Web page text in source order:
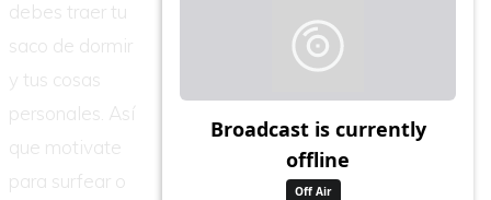
debes traer tu
saco de dormir
y tus cosas
personales. Así
que motivate
para surfear o